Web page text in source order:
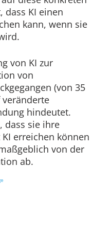
dass KI einen
kann, wenn sie
von KI zur
von
(von 35
veränderte
hindeutet.
dass sie ihre
erreichen können
von der
ab.